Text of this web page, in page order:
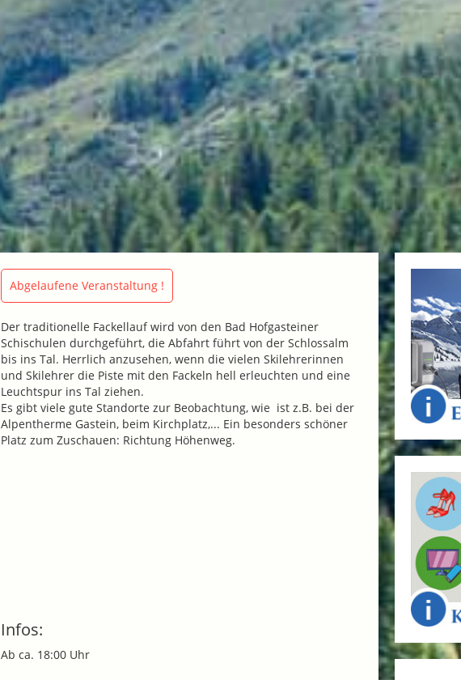
Abgelaufene Veranstaltung !
Der traditionelle Fackellauf wird von den Bad Hofgasteiner
Schischulen durchgeführt, die Abfahrt führt von der Schlossalm
bis ins Tal. Herrlich anzusehen, wenn die vielen Skilehrerinnen
und Skilehrer die Piste mit den Fackeln hell erleuchten und eine
Leuchtspur ins Tal ziehen.
Es gibt viele gute Standorte zur Beobachtung, wie ist z.B. bei der
Alpentherme Gastein, beim Kirchplatz,... Ein besonders schöner
Platz zum Zuschauen: Richtung Höhenweg.
Infos:
Ab ca. 18:00 Uhr